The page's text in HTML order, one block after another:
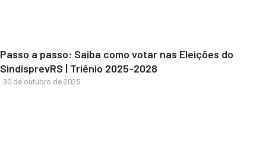
Passo a passo: Saiba como votar nas Eleições do
SindisprevRS | Triênio 2025-2028
30 de outubro de 2025